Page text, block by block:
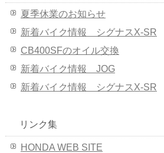
夏季休業のお知らせ
新着バイク情報 シグナスX-SR
CB400SFのオイル交換
新着バイク情報 JOG
新着バイク情報 シグナスX-SR
リンク集
HONDA WEB SITE